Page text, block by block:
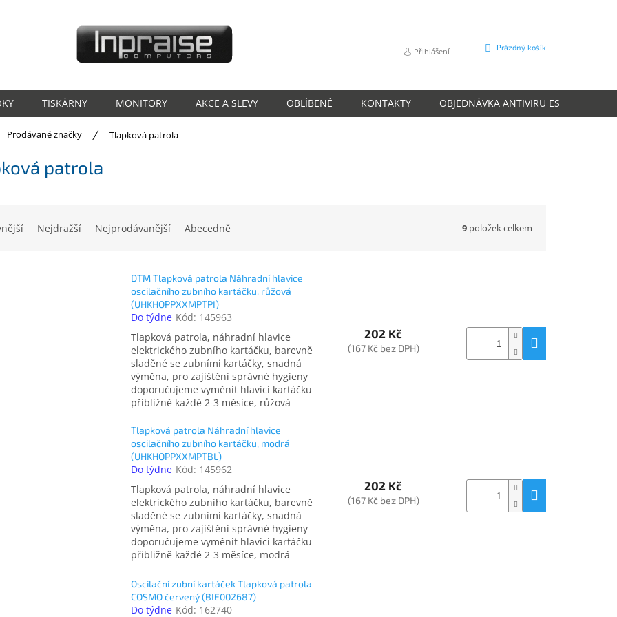
Přihlášení
NÁKUPNÍ
Prázdný košík
TISKÁRNY MONITORY AKCE A SLEVY OBLÍBENÉ KONTAKTY OBJEDNÁVKA ANTIVIRU ESET
Prodávané značky Tlapková patrola
patrola
Nejdražší Nejprodávanější Abecedně 9 položek celkem
DTM Tlapková patrola Náhradní hlavice
oscilačního zubního kartáčku, růžová
(UHKHOPPXXMPTPI)
Do týdne Kód: 145963
Tlapková patrola, náhradní hlavice
elektrického zubního kartáčku, barevně
sladěné se zubními kartáčky, snadná
výměna, pro zajištění správné hygieny
doporučujeme vyměnit hlavici kartáčku
přibližně každé 2-3 měsíce, růžová
202 Kč
(167 Kč bez DPH)
Tlapková patrola Náhradní hlavice
oscilačního zubního kartáčku, modrá
(UHKHOPPXXMPTBL)
Do týdne Kód: 145962
Tlapková patrola, náhradní hlavice
elektrického zubního kartáčku, barevně
sladěné se zubními kartáčky, snadná
výměna, pro zajištění správné hygieny
doporučujeme vyměnit hlavici kartáčku
přibližně každé 2-3 měsíce, modrá
202 Kč
(167 Kč bez DPH)
Oscilační zubní kartáček Tlapková patrola
COSMO červený (BIE002687)
Do týdne Kód: 162740